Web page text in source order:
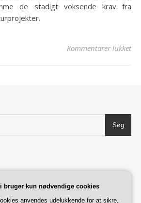
de stadigt voksende krav fra
Kommentarer lukkettil
Søg
bruger kun nødvendige cookies
anvendes udelukkende for at sikre,